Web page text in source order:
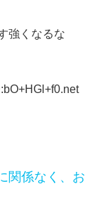
強くなるな
関係なく、お